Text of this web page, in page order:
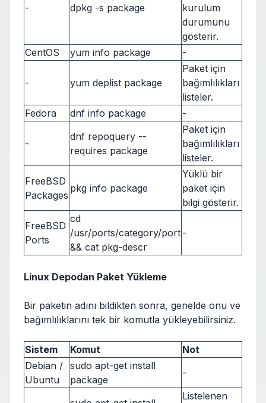
- dpkg -s package
kurulum
durumunu
gösterir.
CentOS
yum info package -
- yum deplist package
Paket için
bağımlılıkları
listeler.
Fedora
dnf info package -
-
dnf repoquery --
requires package
Paket için
bağımlılıkları
listeler.
FreeBSD
Packages
pkg info package
Yüklü bir
paket için
bilgi gösterir.
FreeBSD
Ports
cd
/usr/ports/category/port
&& cat pkg-descr
-
Linux Depodan Paket Yükleme
Bir paketin adını bildikten sonra, genelde onu ve
bağımlılıklarını tek bir komutla yükleyebilirsiniz.
Sistem Komut
Not
Debian /
Ubuntu
sudo apt-get install
package
-
Listelenen